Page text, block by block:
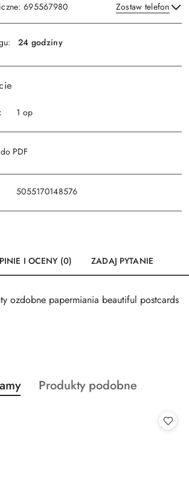
695567980 Zostaw telefon
24 godziny
1 op
PDF
5055170148576
I OCENY (0) ZADAJ PYTANIE
ozdobne papermiania beautiful postcards
produktów
Produkty
Produkty podobne